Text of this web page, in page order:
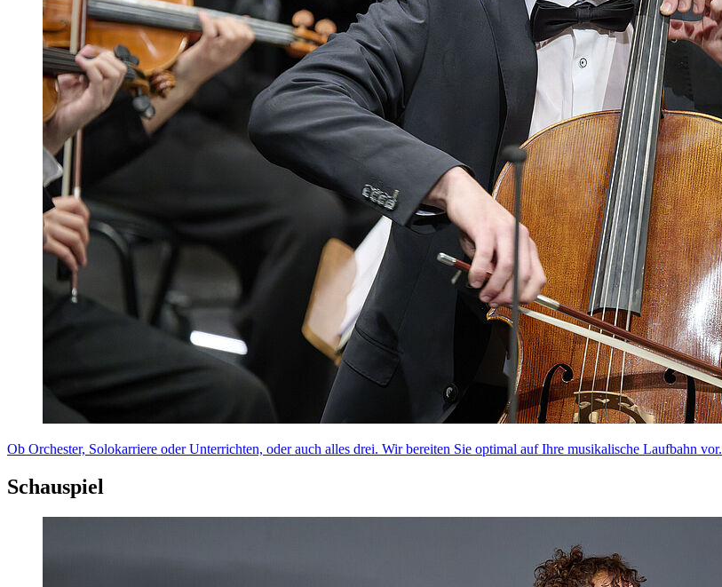
Ob Orchester, Solokarriere oder Unterrichten, oder auch alles drei. Wir bereiten Sie optimal auf Ihre musikalische Laufbahn vor.
Schauspiel